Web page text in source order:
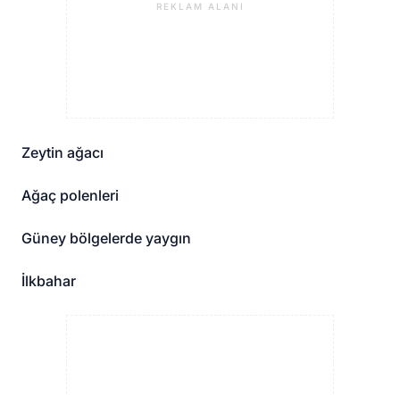
REKLAM ALANI
Zeytin ağacı
Ağaç polenleri
Güney bölgelerde yaygın
İlkbahar